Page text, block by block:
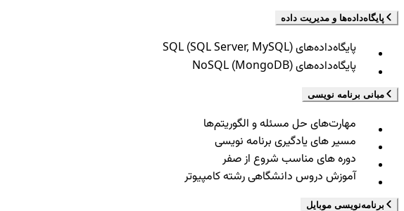
پایگاه‌داده‌ها و مدیریت داده
پایگاه‌داده‌های SQL (SQL Server, MySQL)
پایگاه‌داده‌های NoSQL (MongoDB)
مبانی برنامه نویسی
مهارت‌های حل مسئله و الگوریتم‌ها
مسیر های یادگیری برنامه نویسی
دوره های مناسب شروع از صفر
آموزش دروس دانشگاهی رشته کامپیوتر
برنامه‌نویسی موبایل